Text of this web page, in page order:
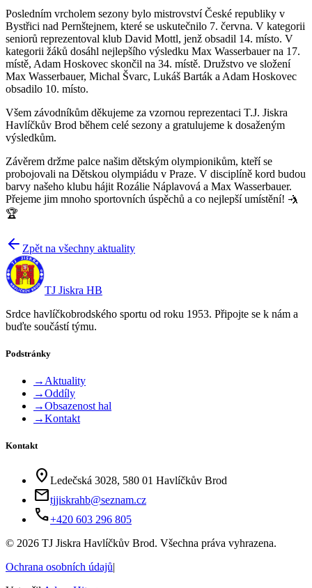
Posledním vrcholem sezony bylo mistrovství České republiky v
Bystřici nad Pernštejnem, které se uskutečnilo 7. června. V kategorii
seniorů reprezentoval klub David Mottl, jenž obsadil 14. místo. V
kategorii žáků dosáhl nejlepšího výsledku Max Wasserbauer na 17.
místě, Adam Hoskovec skončil na 34. místě. Družstvo ve složení
Max Wasserbauer, Michal Švarc, Lukáš Barták a Adam Hoskovec
obsadilo 10. místo.
Všem závodníkům děkujeme za vzornou reprezentaci T.J. Jiskra
Havlíčkův Brod během celé sezony a gratulujeme k dosaženým
výsledkům.
Závěrem držme palce našim dětským olympionikům, kteří se
probojovali na Dětskou olympiádu v Praze. V disciplíně kord budou
barvy našeho klubu hájit Rozálie Náplavová a Max Wasserbauer.
Přejeme jim mnoho sportovních úspěchů a co nejlepší umístění! 🤺
🏆
Zpět na všechny aktuality
TJ Jiskra HB
Srdce havlíčkobrodského sportu od roku 1953. Připojte se k nám a
buďte součástí týmu.
Podstránky
→ Aktuality
→Oddíly
→Obsazenost hal
→Kontakt
Kontakt
location_on Ledečská 3028, 580 01 Havlíčkův Brod
mailtjjiskrahb@seznam.cz
phone+420 603 296 805
© 2026 TJ Jiskra Havlíčkův Brod. Všechna práva vyhrazena.
Ochrana osobních údajů|